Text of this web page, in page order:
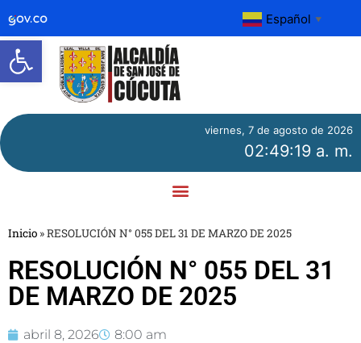
Abrir barra de herramientas
Español ▼
viernes, 7 de agosto de 2026
02:49:19 a. m.
Inicio »RESOLUCIÓN N° 055 DEL 31 DE MARZO DE 2025
RESOLUCIÓN N° 055 DEL 31
DE MARZO DE 2025
abril 8, 2026 8:00 am